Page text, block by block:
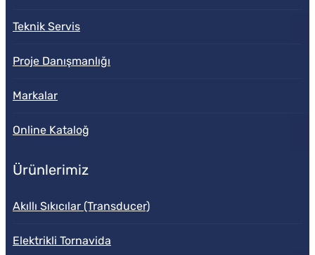
Teknik Servis
Proje Danışmanlığı
Markalar
Online Kataloğ
Ürünlerimiz
Akıllı Sıkıcılar (Transducer)
Elektrikli Tornavida